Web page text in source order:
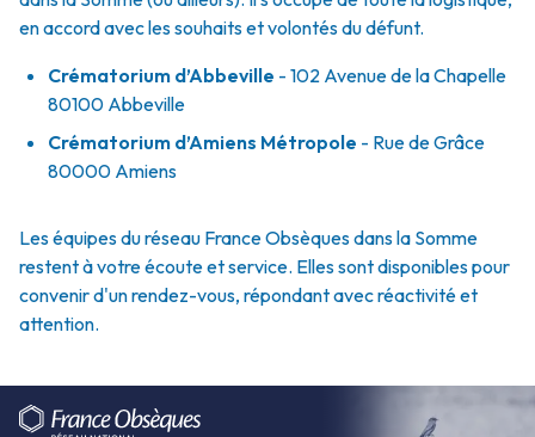
en accord avec les souhaits et volontés du défunt.
Crématorium d’Abbeville - 102 Avenue de la Chapelle
80100 Abbeville
Crématorium d’Amiens Métropole - Rue de Grâce
80000 Amiens
Les équipes du réseau France Obsèques dans la Somme
restent à votre écoute et service. Elles sont disponibles pour
convenir d'un rendez-vous, répondant avec réactivité et
attention.